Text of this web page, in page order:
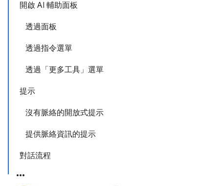
開啟 AI 輔助面板
透過面板
透過指令選單
透過「更多工具」選單
提示
沒有脈絡的開放式提示
提供脈絡資訊的提示
對話流程